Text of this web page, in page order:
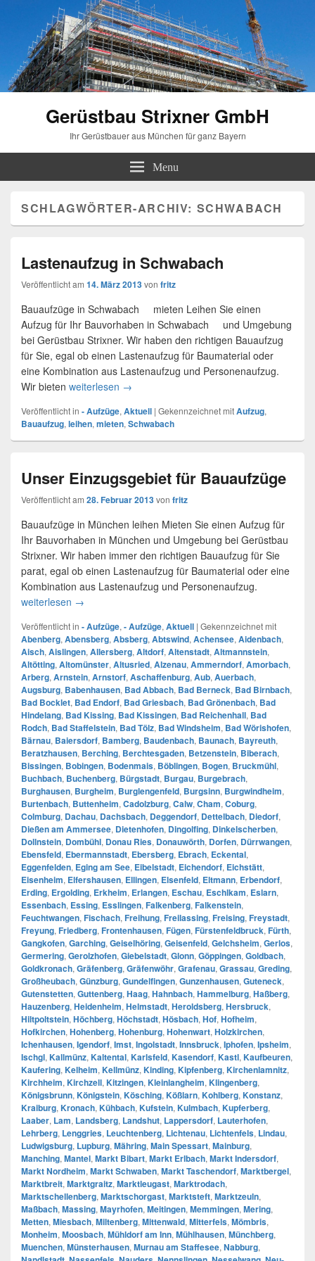
Gerüstbau Strixner GmbH
Ihr Gerüstbauer aus München für ganz Bayern
Menu
SCHLAGWÖRTER-ARCHIV: SCHWABACH
Lastenaufzug in Schwabach
Veröffentlicht am 14. März 2013von fritz
Bauaufzüge in Schwabach mieten Leihen Sie einen
Aufzug für Ihr Bauvorhaben in Schwabach und Umgebung
bei Gerüstbau Strixner. Wir haben den richtigen Bauaufzug
für Sie, egal ob einen Lastenaufzug für Baumaterial oder
eine Kombination aus Lastenaufzug und Personenaufzug.
Wir bieten weiterlesen Lastenaufzug in Schwabach
→
Veröffentlicht in - Aufzüge, Aktuell | Gekennzeichnet mitAufzug,
Bauaufzug, leihen, mieten, Schwabach
Unser Einzugsgebiet für Bauaufzüge
Veröffentlicht am 28. Februar 2013von fritz
Bauaufzüge in München leihen Mieten Sie einen Aufzug für
Ihr Bauvorhaben in München und Umgebung bei Gerüstbau
Strixner. Wir haben immer den richtigen Bauaufzug für Sie
parat, egal ob einen Lastenaufzug für Baumaterial oder eine
Kombination aus Lastenaufzug und Personenaufzug.
weiterlesen Unser Einzugsgebiet für Bauaufzüge
→
Veröffentlicht in - Aufzüge, - Aufzüge, Aktuell | Gekennzeichnet mit
Abenberg, Abensberg, Absberg, Abtswind, Achensee, Aidenbach,
Aisch, Aislingen, Allersberg, Altdorf, Altenstadt, Altmannstein,
Altötting, Altomünster, Altusried, Alzenau, Ammerndorf, Amorbach,
Arberg, Arnstein, Arnstorf, Aschaffenburg, Aub, Auerbach,
Augsburg, Babenhausen, Bad Abbach, Bad Berneck, Bad Birnbach,
Bad Bocklet, Bad Endorf, Bad Griesbach, Bad Grönenbach, Bad
Hindelang, Bad Kissing, Bad Kissingen, Bad Reichenhall, Bad
Rodch, Bad Staffelstein, Bad Tölz, Bad Windsheim, Bad Wörishofen,
Bärnau, Baiersdorf, Bamberg, Baudenbach, Baunach, Bayreuth,
Beratzhausen, Berching, Berchtesgaden, Betzenstein, Biberach,
Bissingen, Bobingen, Bodenmais, Böblingen, Bogen, Bruckmühl,
Buchbach, Buchenberg, Bürgstadt, Burgau, Burgebrach,
Burghausen, Burgheim, Burglengenfeld, Burgsinn, Burgwindheim,
Burtenbach, Buttenheim, Cadolzburg, Calw, Cham, Coburg,
Colmburg, Dachau, Dachsbach, Deggendorf, Dettelbach, Diedorf,
Dießen am Ammersee, Dietenhofen, Dingolfing, Dinkelscherben,
Dollnstein, Dombühl, Donau Ries, Donauwörth, Dorfen, Dürrwangen,
Ebensfeld, Ebermannstadt, Ebersberg, Ebrach, Eckental,
Eggenfelden, Eging am See, Eibelstadt, Eichendorf, Eichstätt,
Eisenheim, Elfershausen, Ellingen, Elsenfeld, Eltmann, Erbendorf,
Erding, Ergolding, Erkheim, Erlangen, Eschau, Eschlkam, Eslarn,
Essenbach, Essing, Esslingen, Falkenberg, Falkenstein,
Feuchtwangen, Fischach, Freihung, Freilassing, Freising, Freystadt,
Freyung, Friedberg, Frontenhausen, Fügen, Fürstenfeldbruck, Fürth,
Gangkofen, Garching, Geiselhöring, Geisenfeld, Gelchsheim, Gerlos,
Germering, Gerolzhofen, Giebelstadt, Glonn, Göppingen, Goldbach,
Goldkronach, Gräfenberg, Gräfenwöhr, Grafenau, Grassau, Greding,
Großheubach, Günzburg, Gundelfingen, Gunzenhausen, Guteneck,
Gutenstetten, Guttenberg, Haag, Hahnbach, Hammelburg, Haßberg,
Hauzenberg, Heidenheim, Helmstadt, Heroldsberg, Hersbruck,
Hiltpoltstein, Höchberg, Höchstadt, Hösbach, Hof, Hofheim,
Hofkirchen, Hohenberg, Hohenburg, Hohenwart, Holzkirchen,
Ichenhausen, Igendorf, Imst, Ingolstadt, Innsbruck, Iphofen, Ipsheim,
Ischgl, Kallmünz, Kaltental, Karlsfeld, Kasendorf, Kastl, Kaufbeuren,
Kaufering, Kelheim, Kellmünz, Kinding, Kipfenberg, Kirchenlamnitz,
Kirchheim, Kirchzell, Kitzingen, Kleinlangheim, Klingenberg,
Königsbrunn, Königstein, Kösching, Kößlarn, Kohlberg, Konstanz,
Kraiburg, Kronach, Kühbach, Kufstein, Kulmbach, Kupferberg,
Laaber, Lam, Landsberg, Landshut, Lappersdorf, Lauterhofen,
Lehrberg, Lenggries, Leuchtenberg, Lichtenau, Lichtenfels, Lindau,
Ludwigsburg, Lupburg, Mähring, Main Spessart, Mainburg,
Manching, Mantel, Markt Bibart, Markt Erlbach, Markt Indersdorf,
Markt Nordheim, Markt Schwaben, Markt Taschendorf, Marktbergel,
Marktbreit, Marktgraitz, Marktleugast, Marktrodach,
Marktschellenberg, Marktschorgast, Marktsteft, Marktzeuln,
Maßbach, Massing, Mayrhofen, Meitingen, Memmingen, Mering,
Metten, Miesbach, Miltenberg, Mittenwald, Mitterfels, Mömbris,
Monheim, Moosbach, Mühldorf am Inn, Mühlhausen, Münchberg,
Muenchen, Münsterhausen, Murnau am Staffesee, Nabburg,